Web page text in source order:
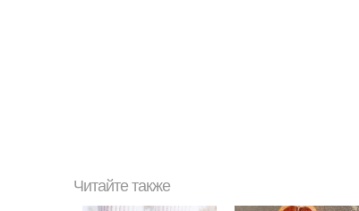
Читайте также